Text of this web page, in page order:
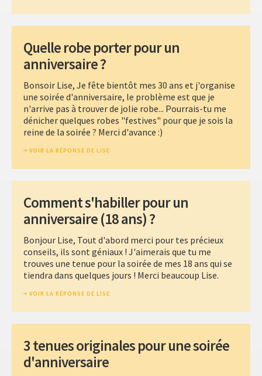
Quelle robe porter pour un
anniversaire ?
Bonsoir Lise, Je fête bientôt mes 30 ans et j'organise
une soirée d'anniversaire, le problème est que je
n'arrive pas à trouver de jolie robe... Pourrais-tu me
dénicher quelques robes "festives" pour que je sois la
reine de la soirée ? Merci d'avance :)
VOIR LA RÉPONSE DE LISE
Comment s'habiller pour un
anniversaire (18 ans) ?
Bonjour Lise, Tout d'abord merci pour tes précieux
conseils, ils sont géniaux ! J'aimerais que tu me
trouves une tenue pour la soirée de mes 18 ans qui se
tiendra dans quelques jours ! Merci beaucoup Lise.
VOIR LA RÉPONSE DE LISE
3 tenues originales pour une soirée
d'anniversaire